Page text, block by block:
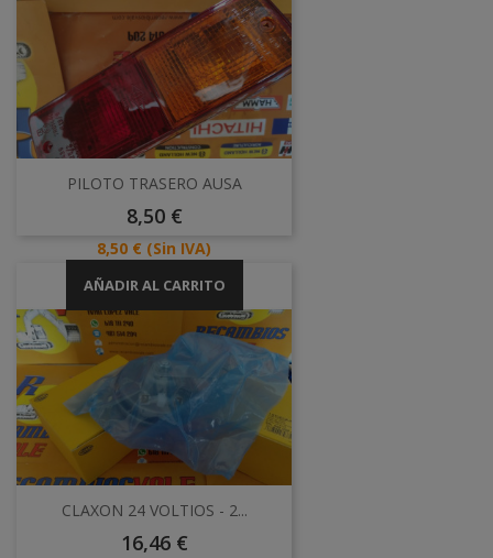
PILOTO TRASERO AUSA
Precio
8,50 €
Precio
8,50 € (Sin IVA)
AÑADIR AL CARRITO
CLAXON 24 VOLTIOS - 2...
Precio
16,46 €